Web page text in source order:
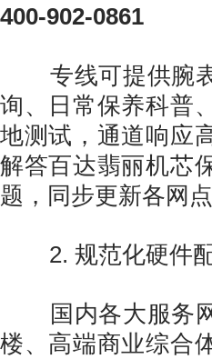
400-902-0861
专线可提供腕表
询、日常保养科普
地测试，通道响应
解答百达翡丽机芯
题，同步更新各网
2. 规范化硬件
国内各大服务网
楼、高端商业综合